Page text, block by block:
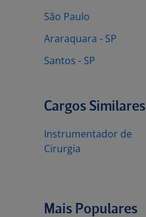
São Paulo
Araraquara - SP
Santos - SP
Cargos Similares
Instrumentador de
Cirurgia
Mais Populares